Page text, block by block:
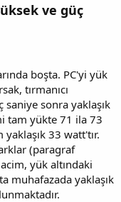
ve güç
boşta. PC'yi yük
tırmanıcı
saniye sonra yaklaşık
tam yükte 71 ila 73
33 watt'tır.
(paragraf
yük altındaki
muhafazada yaklaşık